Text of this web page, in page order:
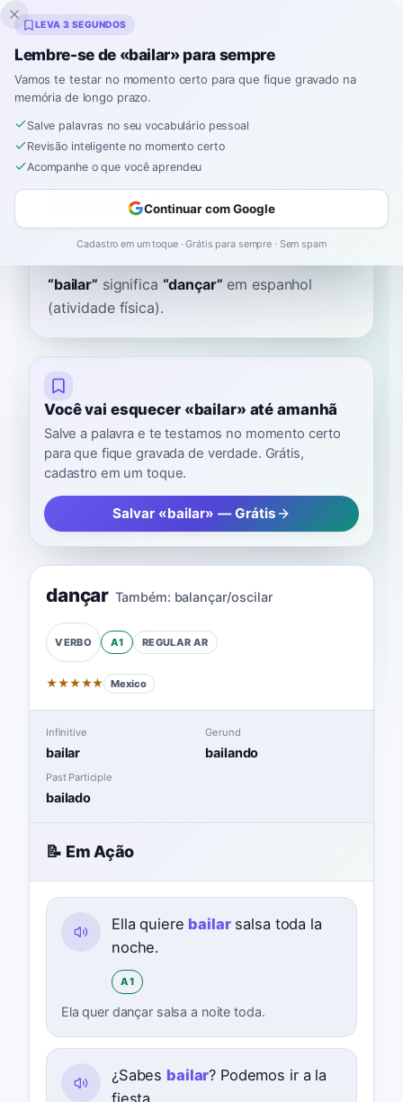
Inklingo
Início›Espanhol›Dicionário›bailar
bailar
by-LAHR baiˈlaɾ
“bailar” significa “dançar” em espanhol
(atividade física).
Você vai esquecer «bailar» até amanhã
Salve a palavra e te testamos no momento certo
para que fique gravada de verdade. Grátis,
cadastro em um toque.
Salvar «bailar» — Grátis
dançar Também: balançar/oscilar
VERBO A1 REGULAR AR
★★★★★ Mexico
Infinitive
bailar
Gerund
bailando
Past Participle
bailado
📝 Em Ação
Ella quiere bailarsalsa toda la
noche.
A1
Ela quer dançar salsa a noite toda.
¿Sabes bailar? Podemos ir a la
fiesta.
LEVA 3 SEGUNDOS
Lembre-se de «bailar» para sempre
Vamos te testar no momento certo para que fique gravado na
memória de longo prazo.
Salve palavras no seu vocabulário pessoal
Revisão inteligente no momento certo
Acompanhe o que você aprendeu
Continuar com Google
Cadastro em um toque · Grátis para sempre · Sem spam